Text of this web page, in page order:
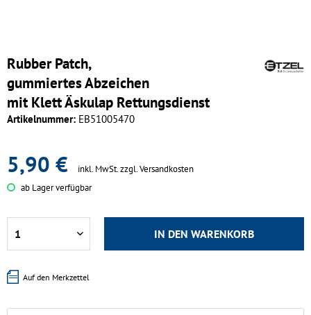
Rubber Patch,
gummiertes Abzeichen
mit Klett Äskulap Rettungsdienst
Artikelnummer: EB51005470
5,90 € inkl. MwSt.zzgl. Versandkosten
ab Lager verfügbar
IN DEN WARENKORB
Auf den Merkzettel